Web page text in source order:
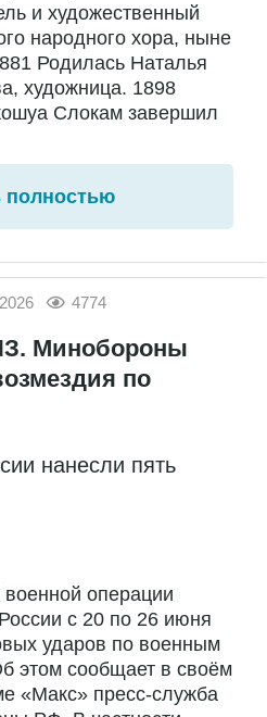
и художественный
народного хора, ныне
Родилась Наталья
художница. 1898
Слокам завершил
полностью
4774
Минобороны
по
нанесли пять
операции
с 20 по 26 июня
ударов по военным
этом сообщает в своём
«Макс» пресс-служба